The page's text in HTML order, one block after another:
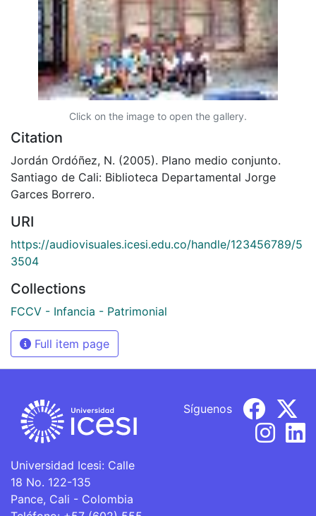
Click on the image to open the gallery.
Citation
Jordán Ordóñez, N. (2005). Plano medio conjunto.
Santiago de Cali: Biblioteca Departamental Jorge
Garces Borrero.
URI
https://audiovisuales.icesi.edu.co/handle/123456789/5
3504
Collections
FCCV - Infancia - Patrimonial
Full item page
Universidad Icesi: Calle
18 No. 122-135
Pance, Cali - Colombia
Síguenos